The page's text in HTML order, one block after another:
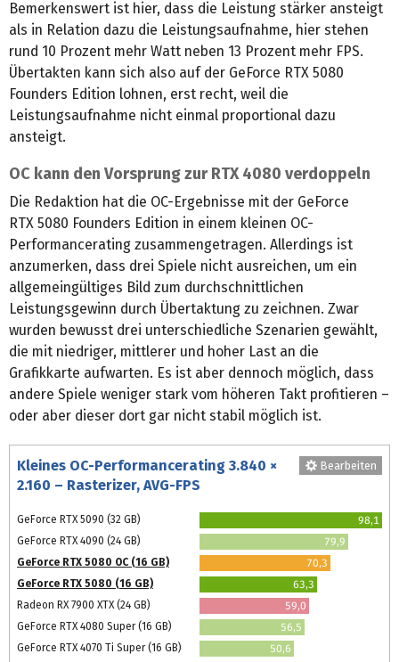
Bemerkenswert ist hier, dass die Leistung stärker ansteigt
als in Relation dazu die Leistungsaufnahme, hier stehen
rund 10 Prozent mehr Watt neben 13 Prozent mehr FPS.
Übertakten kann sich also auf der GeForce RTX 5080
Founders Edition lohnen, erst recht, weil die
Leistungsaufnahme nicht einmal proportional dazu
ansteigt.
OC kann den Vorsprung zur RTX 4080 verdoppeln
Die Redaktion hat die OC-Ergebnisse mit der GeForce
RTX 5080 Founders Edition in einem kleinen OC-
Performancerating zusammengetragen. Allerdings ist
anzumerken, dass drei Spiele nicht ausreichen, um ein
allgemeingültiges Bild zum durchschnittlichen
Leistungsgewinn durch Übertaktung zu zeichnen. Zwar
wurden bewusst drei unterschiedliche Szenarien gewählt,
die mit niedriger, mittlerer und hoher Last an die
Grafikkarte aufwarten. Es ist aber dennoch möglich, dass
andere Spiele weniger stark vom höheren Takt profitieren –
oder aber dieser dort gar nicht stabil möglich ist.
Bearbeiten
Kleines OC-Performancerating 3.840 ×
2.160 – Rasterizer, AVG-FPS
GeForce RTX 5090 (32 GB)
98,1
GeForce RTX 4090 (24 GB)
79,9
GeForce RTX 5080 OC (16 GB)
70,3
GeForce RTX 5080 (16 GB)
63,3
Radeon RX 7900 XTX (24 GB)
59,0
GeForce RTX 4080 Super (16 GB)
56,5
GeForce RTX 4070 Ti Super (16 GB)
50,6